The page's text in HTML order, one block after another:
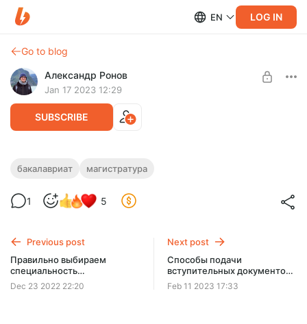
EN LOG IN
Go to blog
Александр Ронов
Jan 17 2023 12:29
SUBSCRIBE
Университеты Китая. Сайт для поиска и
Сайт стипендиального совета при министерстве
Бакалавриат (1+4)
бакалавриат магистратура
1 5
Previous post
Правильно выбираем
специальность
МАГИСТРАТУРЫ
Dec 23 2022 22:20
Next post
Способы подачи
вступительных документов
в университеты Китая.
Feb 11 2023 17:33